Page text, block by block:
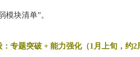
模块清单”。
：专题突破 + 能力强化（1月上旬，约2